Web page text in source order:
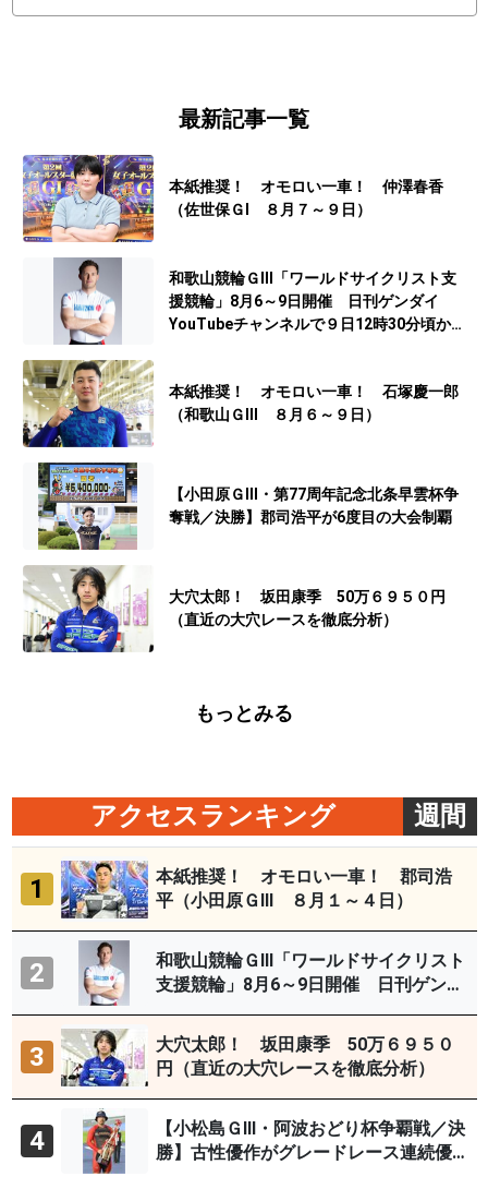
最新記事一覧
本紙推奨！ オモロい一車！ 仲澤春香
（佐世保ＧⅠ ８月７～９日）
和歌山競輪ＧⅢ「ワールドサイクリスト支
援競輪」8月6～9日開催 日刊ゲンダイ
YouTubeチャンネルで９日12時30分頃から
本紙推奨！ オモロい一車！ 石塚慶一郎
（和歌山ＧⅢ ８月６～９日）
【小田原ＧⅢ・第77周年記念北条早雲杯争
奪戦／決勝】郡司浩平が6度目の大会制覇
大穴太郎！ 坂田康季 50万６９５０円
（直近の大穴レースを徹底分析）
もっとみる
アクセスランキング 週間
1
本紙推奨！ オモロい一車！ 郡司浩
平（小田原ＧⅢ ８月１～４日）
2
和歌山競輪ＧⅢ「ワールドサイクリスト
支援競輪」8月6～9日開催 日刊ゲンダ
頃から予想生配信
3
大穴太郎！ 坂田康季 50万６９５０
円（直近の大穴レースを徹底分析）
4
【小松島ＧⅢ・阿波おどり杯争覇戦／決
勝】古性優作がグレードレース連続優